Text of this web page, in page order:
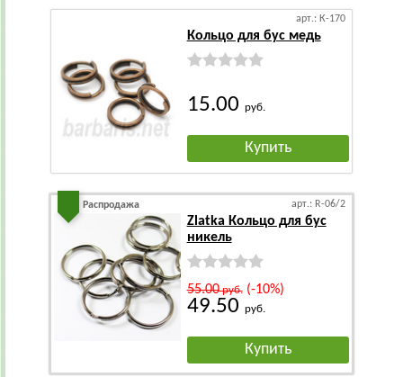
арт.: К-170
Кольцо для бус медь
15.00 руб.
Купить
Распродажа арт.: R-06/2
Zlatka Кольцо для бус
никель
55.00руб.(-10%)
49.50 руб.
Купить